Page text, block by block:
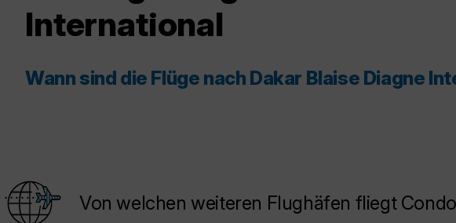
International
Wann sind die Flüge nach Dakar Blaise Diagne
Von welchen weiteren Flughäfen fliegt